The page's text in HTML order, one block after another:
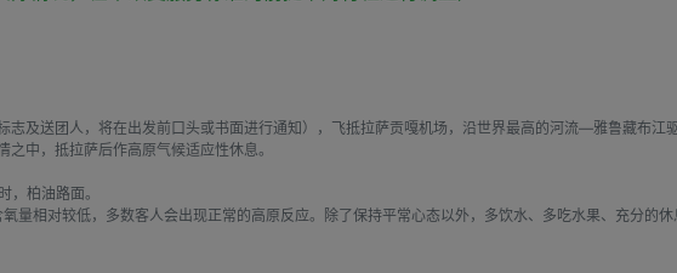
志及送团人，将在出发前口头或书面进行通知），飞抵拉萨贡嘎机场，沿世界最高的河流―雅鲁藏布江
中，抵拉萨后作高原气候适应性休息。
，柏油路面。
相对较低，多数客人会出现正常的高原反应。除了保持平常心态以外，多饮水、多吃水果、充分的休